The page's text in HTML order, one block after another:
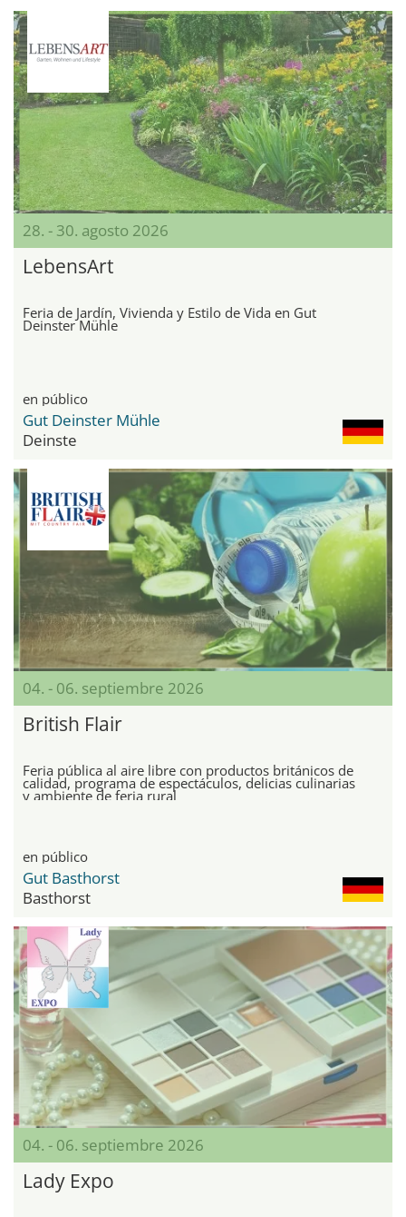
28. - 30. agosto 2026
LebensArt
Feria de Jardín, Vivienda y Estilo de Vida en Gut
Deinster Mühle
en público
Gut Deinster Mühle
Deinste
04. - 06. septiembre 2026
British Flair
Feria pública al aire libre con productos británicos de
calidad, programa de espectáculos, delicias culinarias
y ambiente de feria rural
en público
Gut Basthorst
Basthorst
04. - 06. septiembre 2026
Lady Expo